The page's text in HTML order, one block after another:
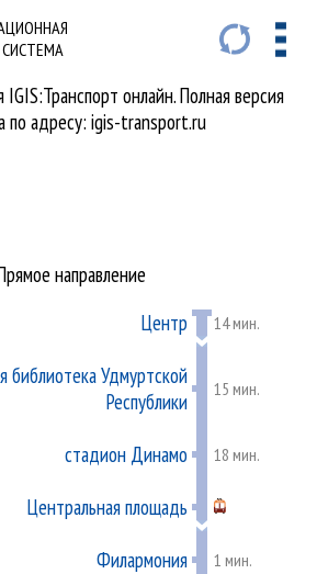
IGIS:Транспорт онлайн. Полная версия
по адресу: igis-transport.ru
направление
Центр 14 мин.
библиотека Удмуртской
Республики
15 мин.
стадион Динамо 18 мин.
Центральная площадь
Филармония
1 мин.